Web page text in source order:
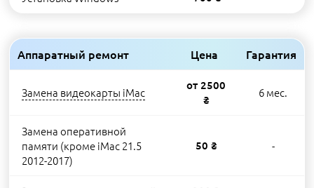
Аппаратный ремонт Цена Гарантия
Замена видеокарты iMac
от 2500
₴
6 мес.
Замена оперативной
памяти (кроме iMac 21.5
2012-2017)
50 ₴ -